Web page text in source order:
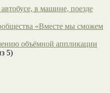
в машине, поезде
«Вместе мы сможем
объёмной аппликации
5)